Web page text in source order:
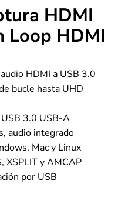
HDMI
Loop HDMI
HDMI a USB 3.0
bucle hasta UHD
3.0 USB-A
audio integrado
Mac y Linux
XSPLIT y AMCAP
por USB